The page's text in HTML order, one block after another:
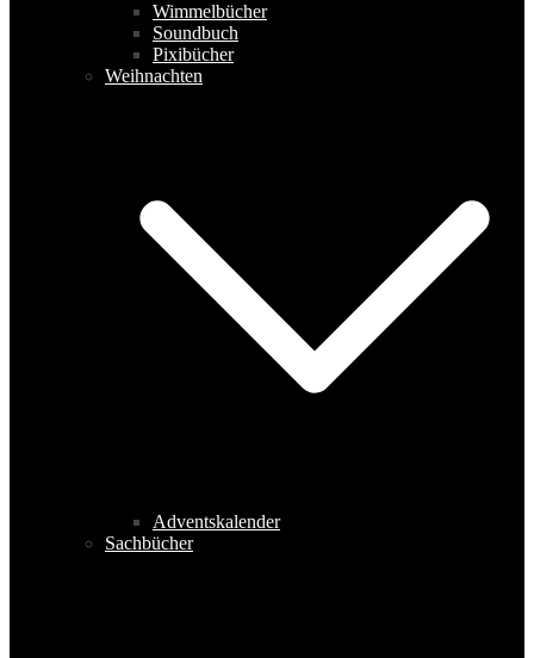
Wimmelbücher
Soundbuch
Pixibücher
Weihnachten
Adventskalender
Sachbücher